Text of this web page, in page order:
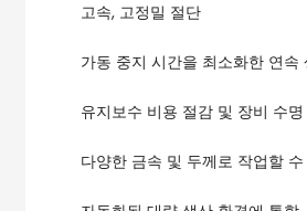
고속, 고정밀 절단
가동 중지 시간을 최소화한 연속
유지보수 비용 절감 및 장비 수
다양한 금속 및 두께로 작업할